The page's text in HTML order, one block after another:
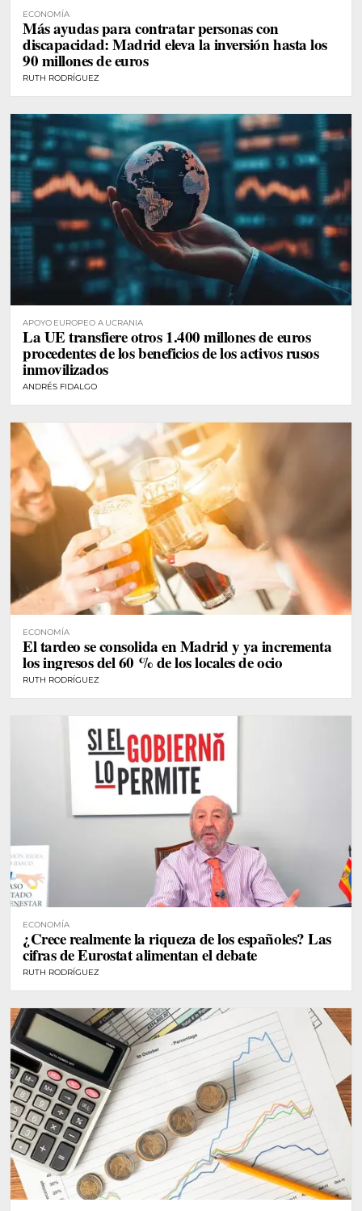
ECONOMÍA
Más ayudas para contratar personas con
discapacidad: Madrid eleva la inversión hasta los
90 millones de euros
RUTH RODRÍGUEZ
APOYO EUROPEO A UCRANIA
La UE transfiere otros 1.400 millones de euros
procedentes de los beneficios de los activos rusos
inmovilizados
ANDRÉS FIDALGO
ECONOMÍA
El tardeo se consolida en Madrid y ya incrementa
los ingresos del 60 % de los locales de ocio
RUTH RODRÍGUEZ
ECONOMÍA
¿Crece realmente la riqueza de los españoles? Las
cifras de Eurostat alimentan el debate
RUTH RODRÍGUEZ